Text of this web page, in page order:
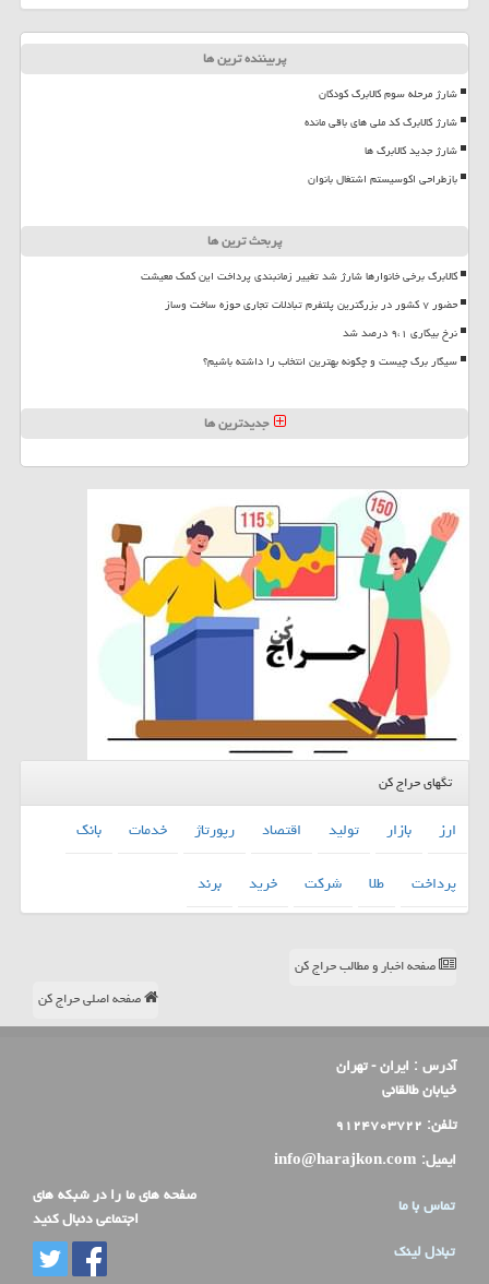
پربیننده ترین ها
شارژ مرحله سوم کالابرگ کودکان
شارژ کالابرگ کد ملی های باقی مانده
شارژ جدید کالابرگ ها
بازطراحی اکوسیستم اشتغال بانوان
پربحث ترین ها
کالابرگ برخی خانوارها شارژ شد تغییر زمانبندی پرداخت این کمک معیشت
حضور ۷ کشور در بزرگترین پلتفرم تبادلات تجاری حوزه ساخت وساز
نرخ بیکاری ۹،۱ درصد شد
سیگار برگ چیست و چگونه بهترین انتخاب را داشته باشیم؟
جدیدترین ها
تگهای حراج کن
ارز بازار تولید اقتصاد رپورتاژ خدمات
بانك
پرداخت
طلا شركت خرید برند
صفحه اخبار و مطالب حراج کن
صفحه اصلی حراج کن
آدرس : ایران - تهران
خیابان طالقانی
تلفن: ۹۱۲۴۷۰۳۷۲۲
ایمیل: info@harajkon.com
تماس با ما
تبادل لینک
صفحه های ما را در شبکه های
اجتماعی دنبال کنید